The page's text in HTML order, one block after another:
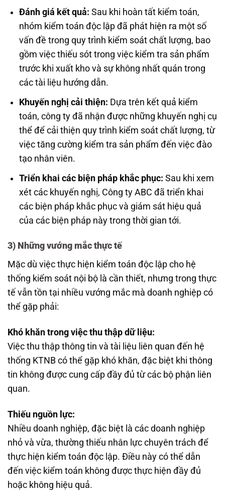
Đánh giá kết quả: Sau khi hoàn tất kiểm toán,
nhóm kiểm toán độc lập đã phát hiện ra một số
vấn đề trong quy trình kiểm soát chất lượng, bao
gồm việc thiếu sót trong việc kiểm tra sản phẩm
trước khi xuất kho và sự không nhất quán trong
các tài liệu hướng dẫn.
Khuyến nghị cải thiện: Dựa trên kết quả kiểm
toán, công ty đã nhận được những khuyến nghị cụ
thể để cải thiện quy trình kiểm soát chất lượng, từ
việc tăng cường kiểm tra sản phẩm đến việc đào
tạo nhân viên.
Triển khai các biện pháp khắc phục: Sau khi xem
xét các khuyến nghị, Công ty ABC đã triển khai
các biện pháp khắc phục và giám sát hiệu quả
của các biện pháp này trong thời gian tới.
3) Những vướng mắc thực tế
Mặc dù việc thực hiện kiểm toán độc lập cho hệ
thống kiểm soát nội bộ là cần thiết, nhưng trong thực
tế vẫn tồn tại nhiều vướng mắc mà doanh nghiệp có
thể gặp phải:
Khó khăn trong việc thu thập dữ liệu:
Việc thu thập thông tin và tài liệu liên quan đến hệ
thống KTNB có thể gặp khó khăn, đặc biệt khi thông
tin không được cung cấp đầy đủ từ các bộ phận liên
quan.
Thiếu nguồn lực:
Nhiều doanh nghiệp, đặc biệt là các doanh nghiệp
nhỏ và vừa, thường thiếu nhân lực chuyên trách để
thực hiện kiểm toán độc lập. Điều này có thể dẫn
đến việc kiểm toán không được thực hiện đầy đủ
hoặc không hiệu quả.